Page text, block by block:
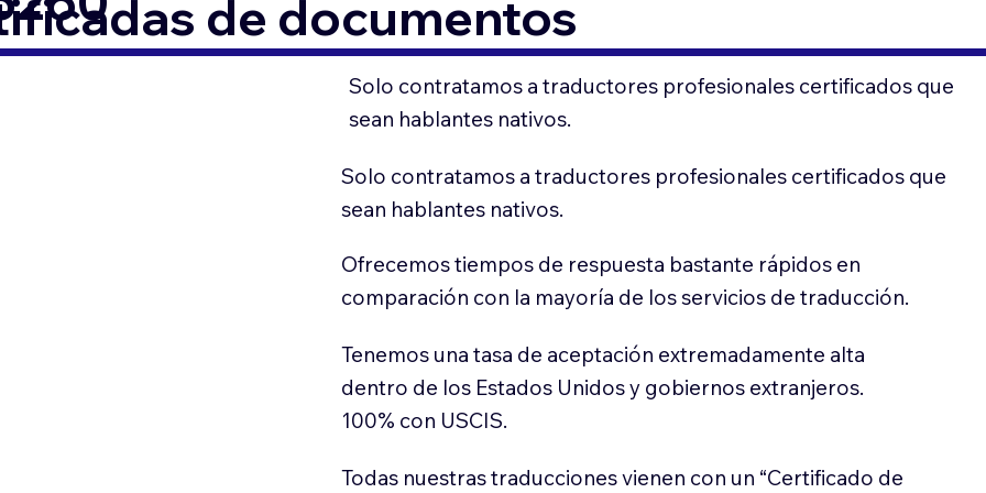
de documentos
Solo contratamos a traductores profesionales certificados que
sean hablantes nativos.
Solo contratamos a traductores profesionales certificados que
sean hablantes nativos.
Ofrecemos tiempos de respuesta bastante rápidos en
comparación con la mayoría de los servicios de traducción.
Tenemos una tasa de aceptación extremadamente alta
dentro de los Estados Unidos y gobiernos extranjeros.
100% con USCIS.
Todas nuestras traducciones vienen con un “Certificado de